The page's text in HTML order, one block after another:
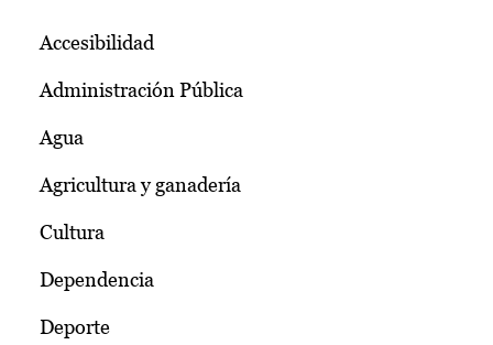
Accesibilidad
Administración Pública
Agua
Agricultura y ganadería
Cultura
Dependencia
Deporte